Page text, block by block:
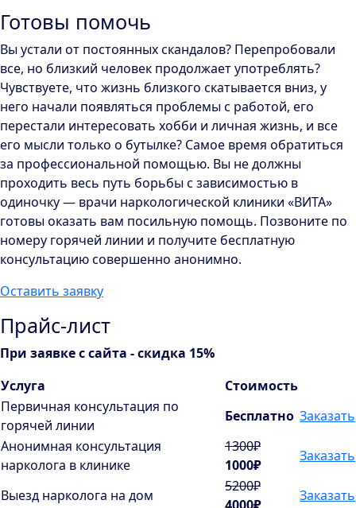
Готовы помочь
Вы устали от постоянных скандалов? Перепробовали
все, но близкий человек продолжает употреблять?
Чувствуете, что жизнь близкого скатывается вниз, у
него начали появляться проблемы с работой, его
перестали интересовать хобби и личная жизнь, и все
его мысли только о бутылке? Самое время обратиться
за профессиональной помощью. Вы не должны
проходить весь путь борьбы с зависимостью в
одиночку — врачи наркологической клиники «ВИТА»
готовы оказать вам посильную помощь. Позвоните по
номеру горячей линии и получите бесплатную
консультацию совершенно анонимно.
Оставить заявку
Прайс-лист
При заявке с сайта - скидка 15%
Услуга
Стоимость
Первичная консультация по
горячей линии
Бесплатно Заказать
Анонимная консультация
нарколога в клинике
1300₽
1000₽
Заказать
Выезд нарколога на дом
5200₽
Заказать